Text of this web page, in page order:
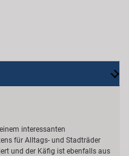
interessanten
für Alltags- und Stadträder
und der Käfig ist ebenfalls aus